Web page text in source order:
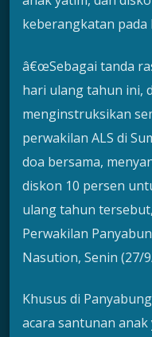
keberangkatan
â€œSebagai tanda
hari ulang tahun ini,
menginstruksikan
perwakilan ALS di
doa bersama,
diskon 10 persen
ulang tahun
Perwakilan
Nasution, Senin (27/
Khusus di
acara santunan